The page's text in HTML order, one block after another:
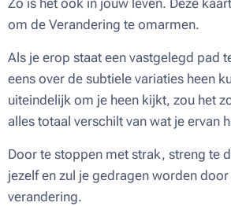
Zo is het ook in jouw leven. Deze
om de Verandering te omarmen.
Als je erop staat een vastgelegd pad
eens over de subtiele variaties heen
uiteindelijk om je heen kijkt, zou het
alles totaal verschilt van wat je ervan
Door te stoppen met strak, streng te
jezelf en zul je gedragen worden
verandering.